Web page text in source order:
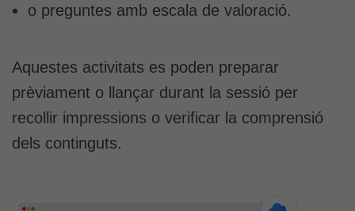
o preguntes amb escala de valoració.
Aquestes activitats es poden preparar
prèviament o llançar durant la sessió per
recollir impressions o verificar la comprensió
dels continguts.